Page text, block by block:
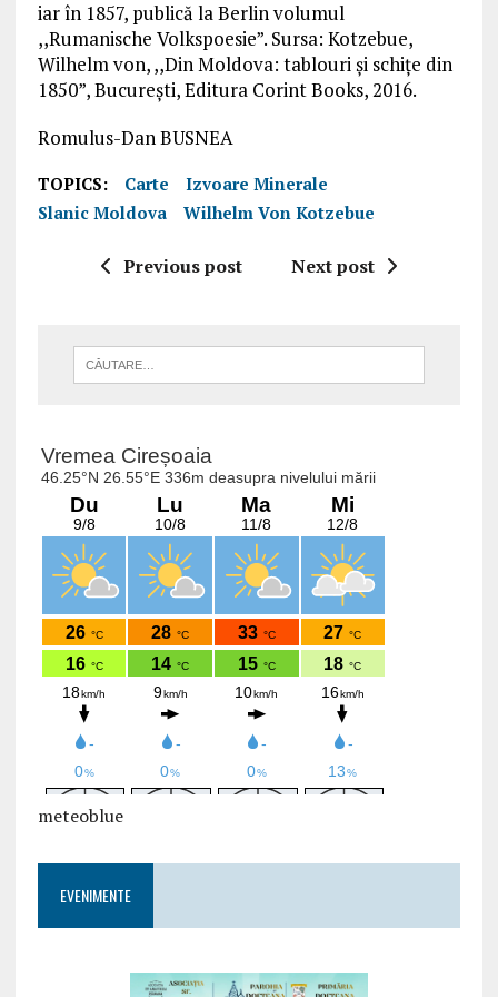
iar în 1857, publică la Berlin volumul
,,Rumanische Volkspoesie”. Sursa: Kotzebue,
Wilhelm von, ,,Din Moldova: tablouri și schițe din
1850”, București, Editura Corint Books, 2016.
Romulus-Dan BUSNEA
TOPICS: Carte
Izvoare Minerale
Slanic Moldova
Wilhelm Von Kotzebue
Previous post Next post
meteoblue
EVENIMENTE